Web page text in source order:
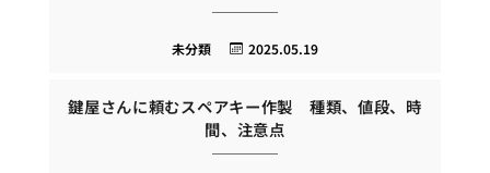
2025.05.19
未分類
鍵屋さんに頼むスペアキー作製 種類、値段、時
間、注意点